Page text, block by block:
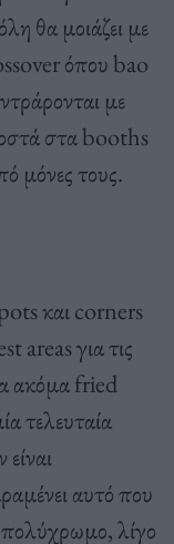
θα μοιάζει με
όπου bao
με
στα booths
μόνες τους.
και corners
areas για τις
ακόμα fried
τελευταία
αυτό που
λίγο